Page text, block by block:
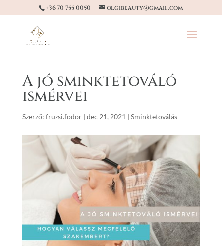
+36 70 755 0050 olgibeauty@gmail.com
A jó sminktetováló
ismérvei
Szerző: fruzsi.fodor| dec 21, 2021 | Sminktetoválás